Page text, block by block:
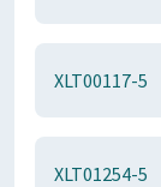
XLT00117-5
XLT01254-5